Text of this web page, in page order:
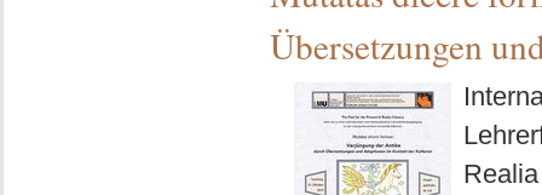
Übersetzungen